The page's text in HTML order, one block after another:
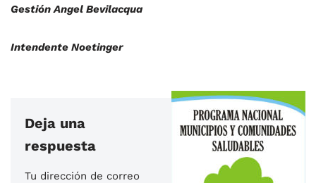
Gestión Angel Bevilacqua
Intendente Noetinger
Deja una
respuesta
Tu dirección de correo